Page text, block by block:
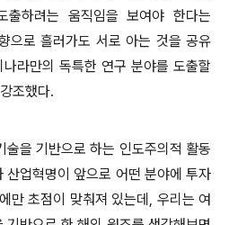
출하려는 움직임을 보여야 한다는
으로 흘러가도 서로 아는 것을 공유
라만의 독특한 연구 분야를 도출할
조했다.
술을 기반으로 하는 인도주의적 활동
산업혁명이 앞으로 어떤 분야에 투자
만 초점이 맞춰져 있는데, 우리는 여